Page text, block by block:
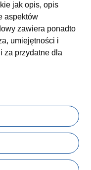
jak opis, opis
aspektów
zawiera ponadto
umiejętności i
za przydatne dla